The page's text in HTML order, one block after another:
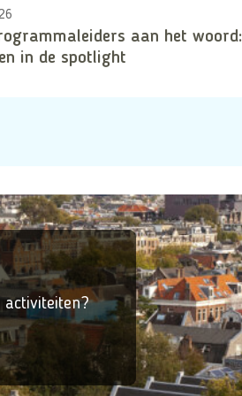
aan het woord:
in de spotlight
activiteiten?